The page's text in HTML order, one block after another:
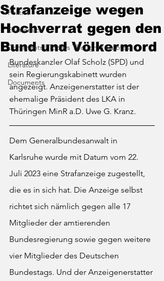
Politics
Economics
Comments | Todays Thought | Quotes
Literature
Documents
Strafanzeige wegen
Hochverrat gegen den
Bund und Völkermord
Bundeskanzler Olaf Scholz (SPD) und
sein Regierungskabinett wurden
angezeigt. Anzeigenerstatter ist der
ehemalige Präsident des LKA in
Thüringen MinR a.D. Uwe G. Kranz.
Dem Generalbundesanwalt in
Karlsruhe wurde mit Datum vom 22.
Juli 2023 eine Strafanzeige zugestellt,
die es in sich hat. Die Anzeige selbst
richtet sich nämlich gegen alle 17
Mitglieder der amtierenden
Bundesregierung sowie gegen weitere
vier Mitglieder des Deutschen
Bundestags. Und der Anzeigenerstatter